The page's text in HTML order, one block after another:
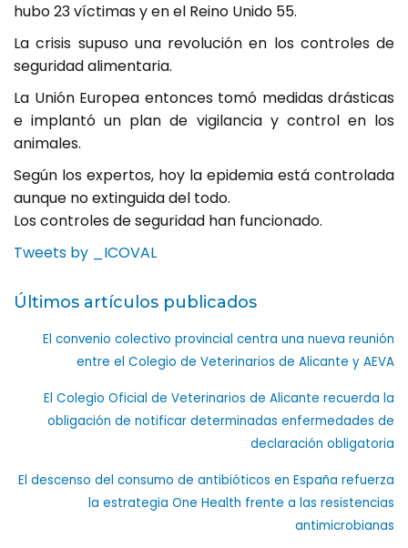
hubo 23 víctimas y en el Reino Unido 55.
La crisis supuso una revolución en los controles de
seguridad alimentaria.
La Unión Europea entonces tomó medidas drásticas
e implantó un plan de vigilancia y control en los
animales.
Según los expertos, hoy la epidemia está controlada
aunque no extinguida del todo.
Los controles de seguridad han funcionado.
Tweets by _ICOVAL
Últimos artículos publicados
El convenio colectivo provincial centra una nueva reunión
entre el Colegio de Veterinarios de Alicante y AEVA
El Colegio Oficial de Veterinarios de Alicante recuerda la
obligación de notificar determinadas enfermedades de
declaración obligatoria
El descenso del consumo de antibióticos en España refuerza
la estrategia One Health frente a las resistencias
antimicrobianas